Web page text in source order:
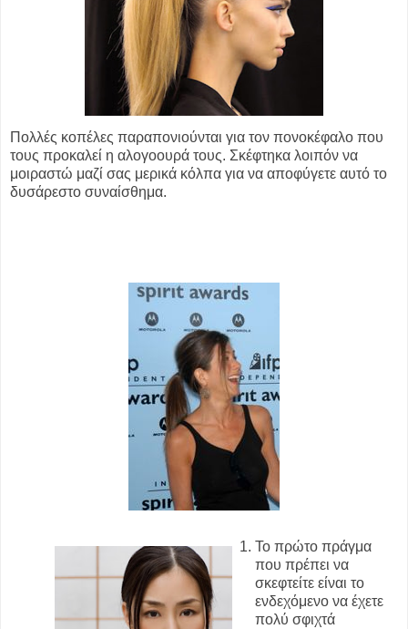
Πολλές κοπέλες παραπονιούνται για τον πονοκέφαλο που
τους προκαλεί η αλογοουρά τους. Σκέφτηκα λοιπόν να
μοιραστώ μαζί σας μερικά κόλπα για να αποφύγετε αυτό το
δυσάρεστο συναίσθημα.
Το πρώτο πράγμα
που πρέπει να
σκεφτείτε είναι το
ενδεχόμενο να έχετε
πολύ σφιχτά